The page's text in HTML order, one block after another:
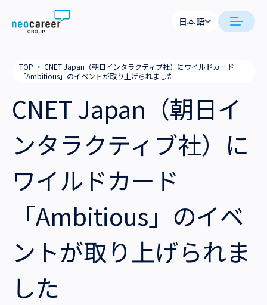
Skip to content
私たちの考え方
就労支援
業務支援
役員一覧
拠点一覧
グループ会社
日本語
TOP ▪ CNET Japan（朝日インタラクティブ社）にワイルドカード
「Ambitious」のイベントが取り上げられました
CNET Japan（朝日イ
ンタラクティブ社）に
ワイルドカード
「Ambitious」のイベ
ントが取り上げられま
した